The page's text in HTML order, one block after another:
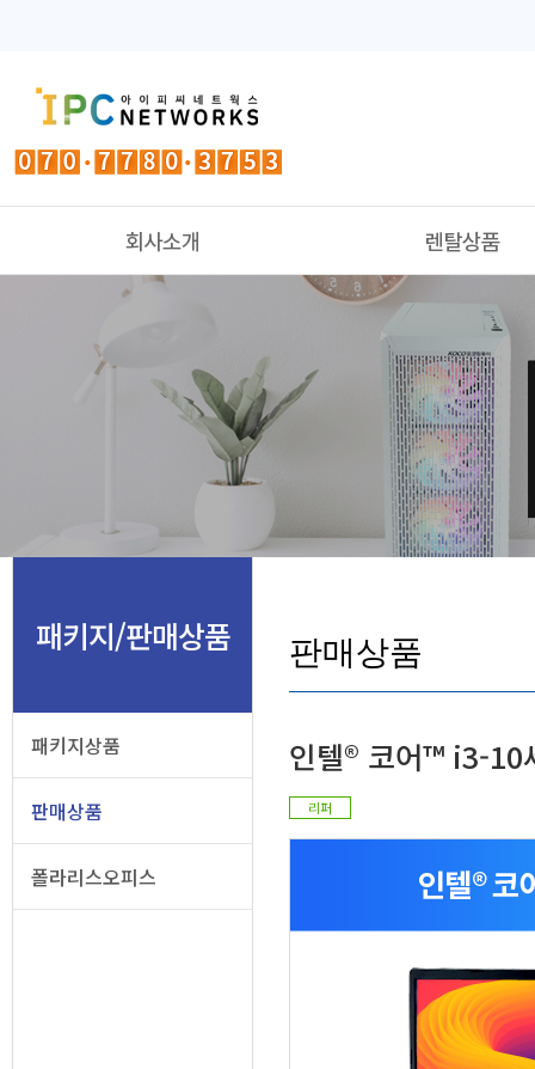
패키지/판매상품
패키지상품
판매상품
폴라리스오피스
판매상품
인텔® 코어™ i3-10
리퍼